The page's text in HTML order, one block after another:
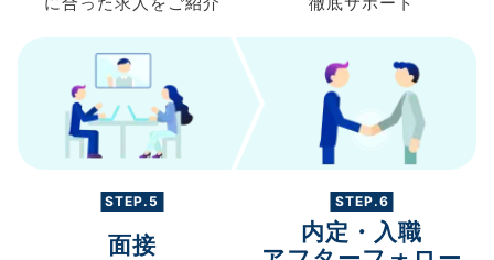
STEP.5
面接
STEP.6
内定・入職